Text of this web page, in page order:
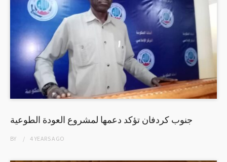
جنوب كردفان تؤكد دعمها لمشروع العودة الطوعية
BY 4 YEARSAGO